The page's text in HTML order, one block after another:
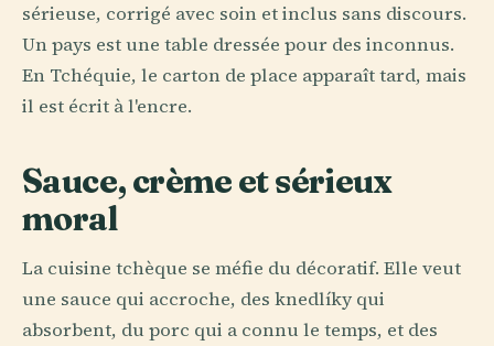
sérieuse, corrigé avec soin et inclus sans discours.
Un pays est une table dressée pour des inconnus.
En Tchéquie, le carton de place apparaît tard, mais
il est écrit à l'encre.
Sauce, crème et sérieux
moral
La cuisine tchèque se méfie du décoratif. Elle veut
une sauce qui accroche, des knedlíky qui
absorbent, du porc qui a connu le temps, et des